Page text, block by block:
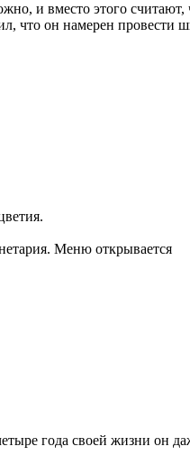
и вместо этого считают,
что он намерен провести
Меню открывается
года своей жизни он